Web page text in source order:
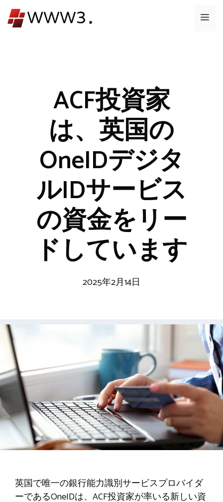
ン
メ
ACF投資家
は、英国の
OneIDデジタ
ルIDサービス
の資金をリー
ドしています
2025年2月14日
英国で唯一の銀行能力識別サービスプロバイダ
ーであるOneIDは、ACF投資家が率いる新しい資